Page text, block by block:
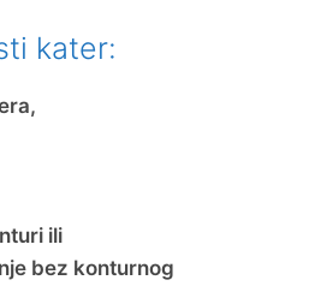
kater:
ili
bez konturnog